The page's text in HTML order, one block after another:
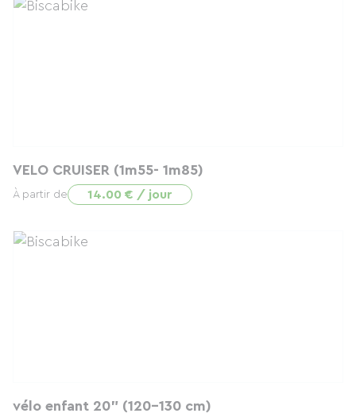
VELO CRUISER (1m55- 1m85)
À partir de 14.00 € / jour
vélo enfant 20" (120-130 cm)